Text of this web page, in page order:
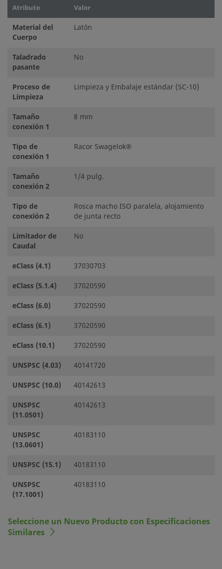
Atributo Valor
Material del
Cuerpo
Latón
Taladrado
pasante
No
Proceso de
Limpieza
Limpieza y Embalaje estándar (SC-10)
Tamaño
conexión 1
8 mm
Tipo de
conexión 1
Racor Swagelok®
Tamaño
conexión 2
1/4 pulg.
Tipo de
conexión 2
Rosca macho ISO paralela, alojamiento
de junta recto
Limitador de
Caudal
No
eClass (4.1)
37030703
eClass (5.1.4)
37020590
eClass (6.0)
37020590
eClass (6.1)
37020590
eClass (10.1)
37020590
UNSPSC (4.03)
40141720
UNSPSC (10.0)
40142613
UNSPSC
(11.0501)
40142613
UNSPSC
(13.0601)
40183110
UNSPSC (15.1)
40183110
UNSPSC
(17.1001)
40183110
Seleccione un Nuevo Producto con Especificaciones
Similares